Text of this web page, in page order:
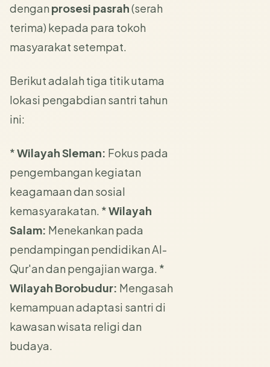
dengan prosesi pasrah(serah
terima) kepada para tokoh
masyarakat setempat.
Berikut adalah tiga titik utama
lokasi pengabdian santri tahun
ini:
*Wilayah Sleman: Fokus pada
pengembangan kegiatan
keagamaan dan sosial
kemasyarakatan. *Wilayah
Salam: Menekankan pada
pendampingan pendidikan Al-
Qur'an dan pengajian warga. *
Wilayah Borobudur: Mengasah
kemampuan adaptasi santri di
kawasan wisata religi dan
budaya.